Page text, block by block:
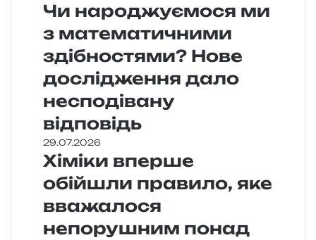
Чи народжуємося ми
з математичними
здібностями? Нове
дослідження дало
несподівану
відповідь
29.07.2026
Хіміки вперше
обійшли правило, яке
вважалося
непорушним понад